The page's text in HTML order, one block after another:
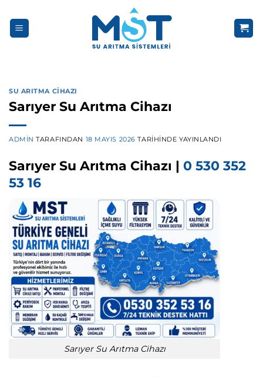
atla
SU ARITMA CIHAZI
Sarıyer Su Arıtma Cihazı
ADMIN TARAFINDAN 18 MAYIS 2026 TARIHINDE YAYINLANDI
Sarıyer Su Arıtma Cihazı | 0 530 352
53 16
Sarıyer Su Arıtma Cihazı